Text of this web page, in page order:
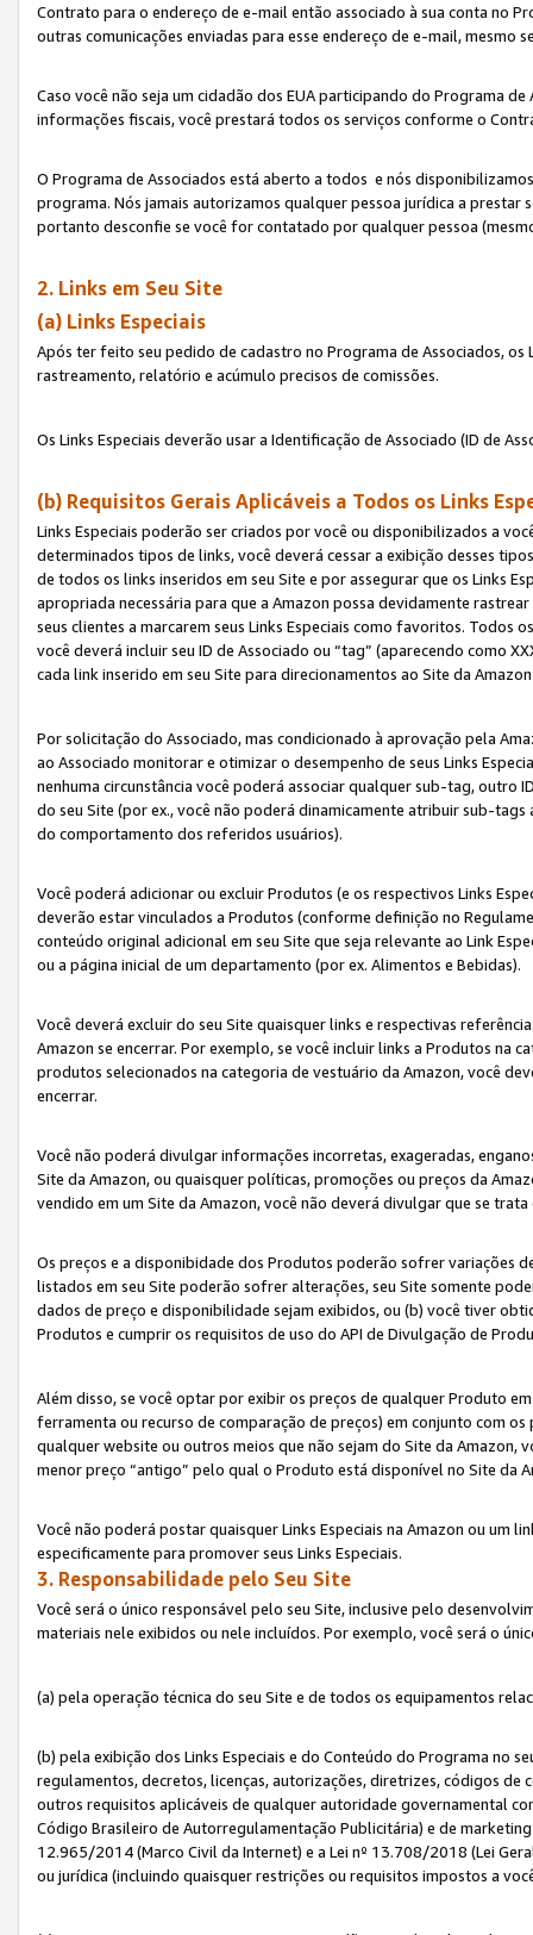
Contrato para o endereço de e-mail então associado à sua conta no
outras comunicações enviadas para esse endereço de e-mail,
Caso você não seja um cidadão dos EUA participando do Programa
informações fiscais, você prestará todos os serviços conforme o
O Programa de Associados está aberto a todos e nós
programa. Nós jamais autorizamos qualquer pessoa jurídica a
portanto desconfie se você for contatado por qualquer pessoa
2. Links em Seu Site
(a) Links Especiais
Após ter feito seu pedido de cadastro no Programa de Associados, os
rastreamento, relatório e acúmulo precisos de comissões.
Os Links Especiais deverão usar a Identificação de Associado (ID de
(b) Requisitos Gerais Aplicáveis a Todos os Links
Links Especiais poderão ser criados por você ou disponibilizados a
determinados tipos de links, você deverá cessar a exibição desses
de todos os links inseridos em seu Site e por assegurar que os Links
apropriada necessária para que a Amazon possa devidamente
seus clientes a marcarem seus Links Especiais como favoritos. Todos
você deverá incluir seu ID de Associado ou “tag” (aparecendo como
cada link inserido em seu Site para direcionamentos ao Site da
Por solicitação do Associado, mas condicionado à aprovação pela
ao Associado monitorar e otimizar o desempenho de seus Links
nenhuma circunstância você poderá associar qualquer sub-tag,
do seu Site (por ex., você não poderá dinamicamente atribuir sub-
do comportamento dos referidos usuários).
Você poderá adicionar ou excluir Produtos (e os respectivos Links
deverão estar vinculados a Produtos (conforme definição no
conteúdo original adicional em seu Site que seja relevante ao Link
ou a página inicial de um departamento (por ex. Alimentos e Bebidas).
Você deverá excluir do seu Site quaisquer links e respectivas
Amazon se encerrar. Por exemplo, se você incluir links a Produtos na
produtos selecionados na categoria de vestuário da Amazon, você
encerrar.
Você não poderá divulgar informações incorretas, exageradas,
Site da Amazon, ou quaisquer políticas, promoções ou preços da
vendido em um Site da Amazon, você não deverá divulgar que se
Os preços e a disponibidade dos Produtos poderão sofrer variações
listados em seu Site poderão sofrer alterações, seu Site somente
dados de preço e disponibilidade sejam exibidos, ou (b) você tiver
Produtos e cumprir os requisitos de uso do API de Divulgação de
Além disso, se você optar por exibir os preços de qualquer Produto
ferramenta ou recurso de comparação de preços) em conjunto com
qualquer website ou outros meios que não sejam do Site da Amazon,
menor preço “antigo” pelo qual o Produto está disponível no Site da
Você não poderá postar quaisquer Links Especiais na Amazon ou um
especificamente para promover seus Links Especiais.
3. Responsabilidade pelo Seu Site
Você será o único responsável pelo seu Site, inclusive pelo
materiais nele exibidos ou nele incluídos. Por exemplo, você será o
(a) pela operação técnica do seu Site e de todos os equipamentos
(b) pela exibição dos Links Especiais e do Conteúdo do Programa no
regulamentos, decretos, licenças, autorizações, diretrizes, códigos
outros requisitos aplicáveis de qualquer autoridade governamental
Código Brasileiro de Autorregulamentação Publicitária) e de
12.965/2014 (Marco Civil da Internet) e a Lei nº 13.708/2018 (Lei
ou jurídica (incluindo quaisquer restrições ou requisitos impostos a